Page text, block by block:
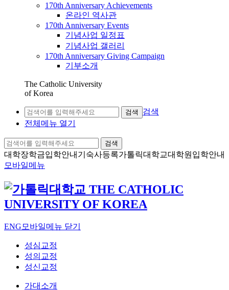
170th Anniversary Achievements
온라인 역사관
170th Anniversary Events
기념사업 일정표
기념사업 갤러리
170th Anniversary Giving Campaign
기부소개
The Catholic University
of Korea
검색
검색
전체메뉴 열기
검색
대학장학금입학안내 기숙사등록가톨릭대학교대학원입학안내
모바일메뉴
ENG 모바일메뉴 닫기
성심교정
성의교정
성신교정
가대소개